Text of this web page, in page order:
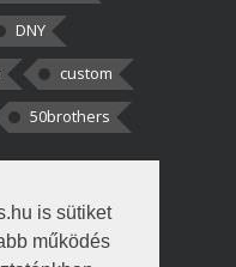
is sütiket
működés
DNY
custom
50brothers
csak két
hogy fél autót,